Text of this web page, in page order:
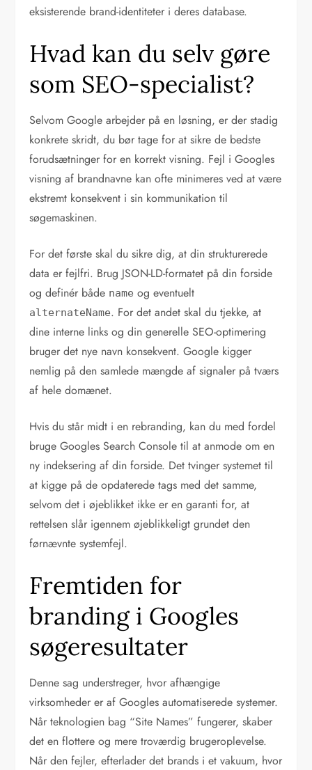
eksisterende brand-identiteter i deres database.
Hvad kan du selv gøre
som SEO-specialist?
Selvom Google arbejder på en løsning, er der stadig
konkrete skridt, du bør tage for at sikre de bedste
forudsætninger for en korrekt visning. Fejl i Googles
visning af brandnavne kan ofte minimeres ved at være
ekstremt konsekvent i sin kommunikation til
søgemaskinen.
For det første skal du sikre dig, at din strukturerede
data er fejlfri. Brug JSON-LD-formatet på din forside
og definér både name og eventuelt
alternateName. For det andet skal du tjekke, at
dine interne links og din generelle SEO-optimering
bruger det nye navn konsekvent. Google kigger
nemlig på den samlede mængde af signaler på tværs
af hele domænet.
Hvis du står midt i en rebranding, kan du med fordel
bruge Googles Search Console til at anmode om en
ny indeksering af din forside. Det tvinger systemet til
at kigge på de opdaterede tags med det samme,
selvom det i øjeblikket ikke er en garanti for, at
rettelsen slår igennem øjeblikkeligt grundet den
førnævnte systemfejl.
Fremtiden for
branding i Googles
søgeresultater
Denne sag understreger, hvor afhængige
virksomheder er af Googles automatiserede systemer.
Når teknologien bag “Site Names” fungerer, skaber
det en flottere og mere troværdig brugeroplevelse.
Når den fejler, efterlader det brands i et vakuum, hvor